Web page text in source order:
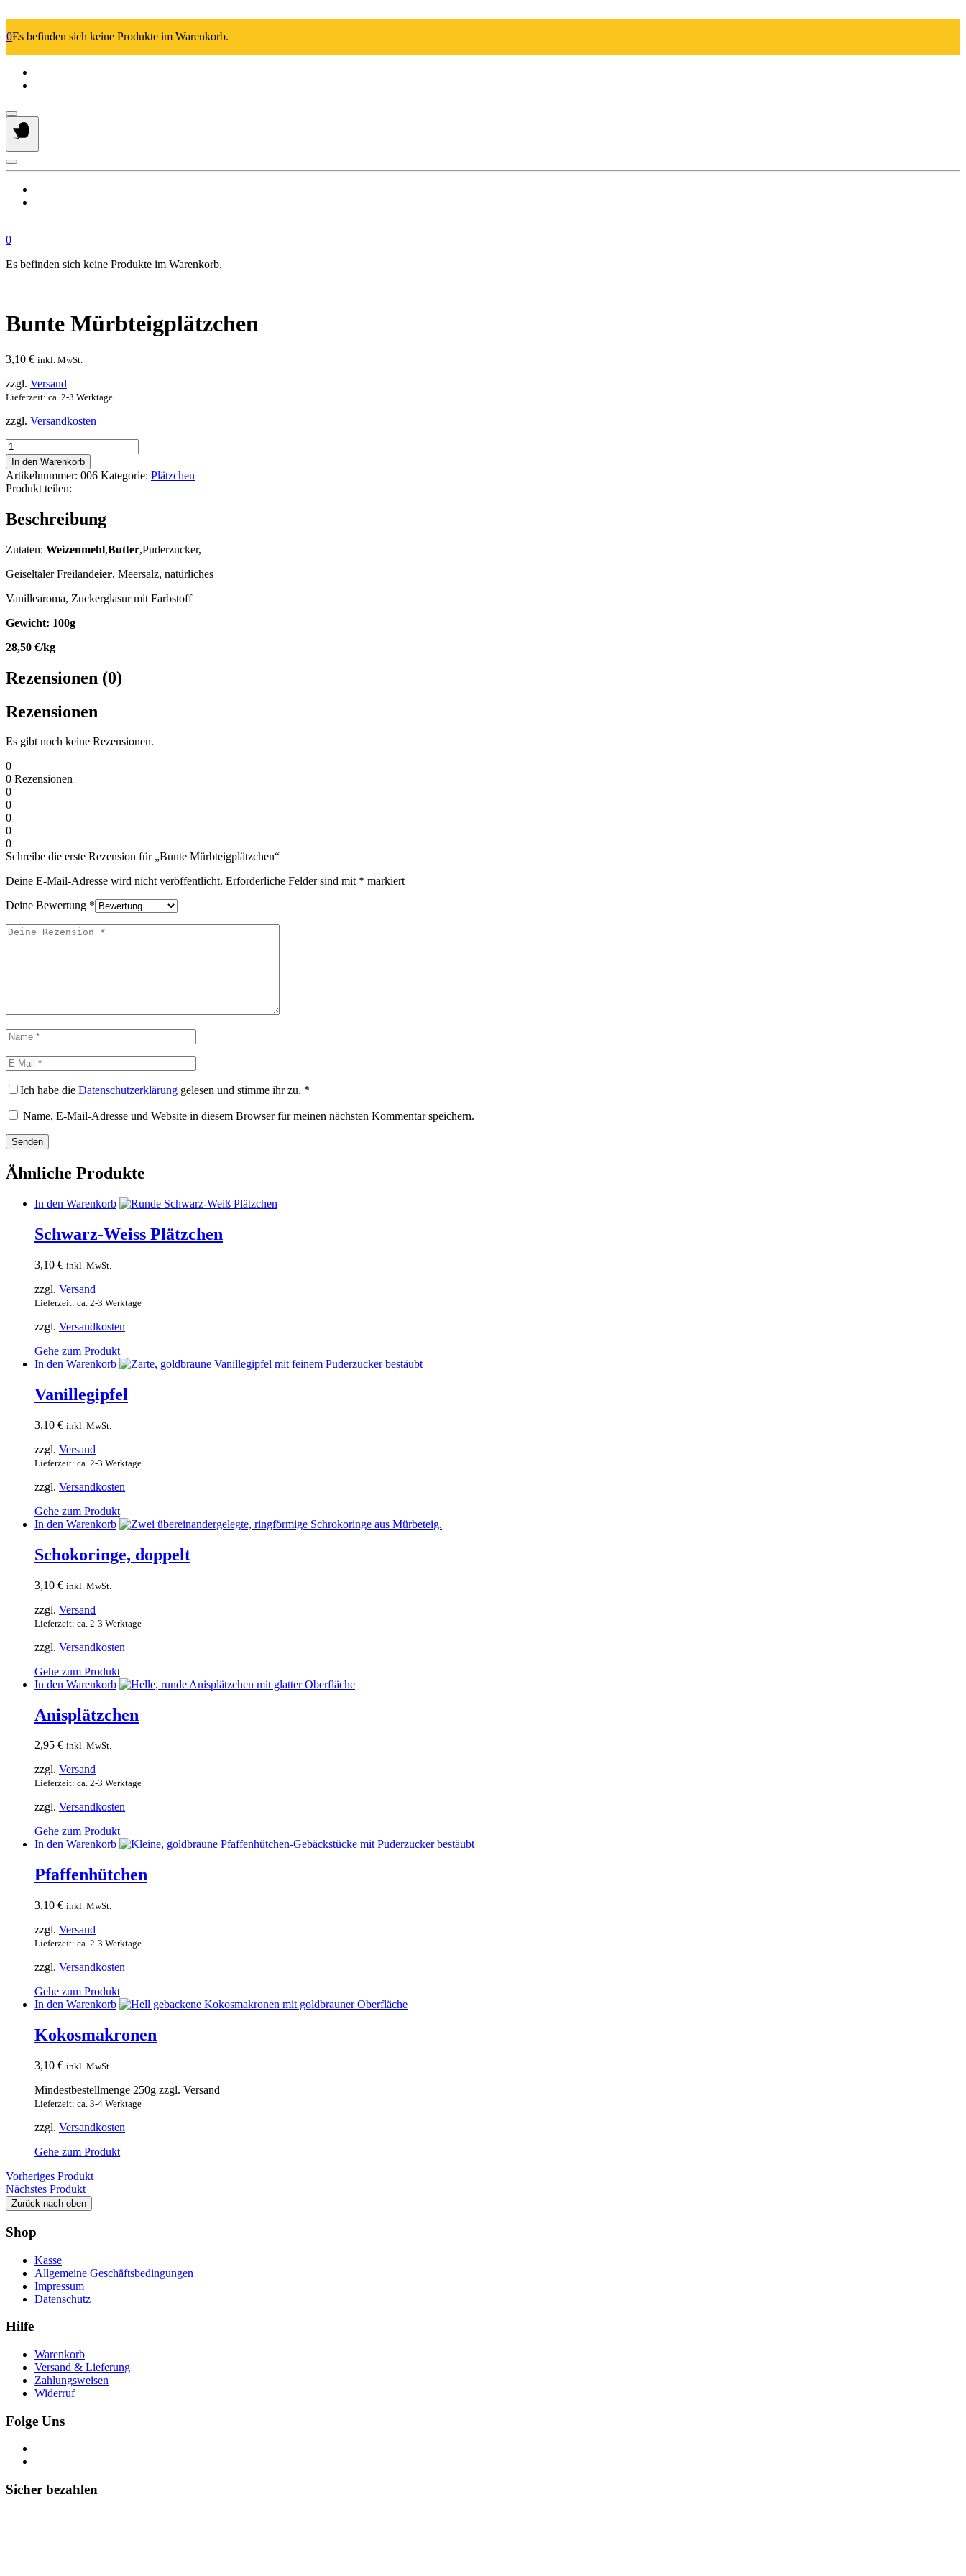
Inhalt
0Es befinden sich keine Produkte im Warenkorb.
0
Es befinden sich keine Produkte im Warenkorb.
Bunte Mürbteigplätzchen
3,10 € inkl. MwSt.
zzgl. Versand
Lieferzeit: ca. 2-3 Werktage
zzgl. Versandkosten
Bunte
Mürbteigplätzchen
Menge
In den Warenkorb
Artikelnummer: 006 Kategorie: Plätzchen
Produkt teilen:
Beschreibung
Zutaten: Weizenmehl,Butter,Puderzucker,
Geiseltaler Freilandeier, Meersalz, natürliches
Vanillearoma, Zuckerglasur mit Farbstoff
Gewicht: 100g
28,50 €/kg
Rezensionen (0)
Rezensionen
Es gibt noch keine Rezensionen.
0
0 Rezensionen
0
0
0
0
0
Schreibe die erste Rezension für „Bunte Mürbteigplätzchen“
Deine E-Mail-Adresse wird nicht veröffentlicht. Erforderliche Felder sind mit * markiert
Deine Bewertung *
Deine
Name
E-
Mail
Ich habe die Datenschutzerklärung gelesen und stimme ihr zu. *
Name, E-Mail-Adresse und Website in diesem Browser für meinen nächsten Kommentar speichern.
Ähnliche Produkte
In den Warenkorb
Schwarz-Weiss Plätzchen
3,10 € inkl. MwSt.
zzgl. Versand
Lieferzeit: ca. 2-3 Werktage
zzgl. Versandkosten
Gehe zum Produkt
In den Warenkorb
Vanillegipfel
3,10 € inkl. MwSt.
zzgl. Versand
Lieferzeit: ca. 2-3 Werktage
zzgl. Versandkosten
Gehe zum Produkt
In den Warenkorb
Schokoringe, doppelt
3,10 € inkl. MwSt.
zzgl. Versand
Lieferzeit: ca. 2-3 Werktage
zzgl. Versandkosten
Gehe zum Produkt
In den Warenkorb
Anisplätzchen
2,95 € inkl. MwSt.
zzgl. Versand
Lieferzeit: ca. 2-3 Werktage
zzgl. Versandkosten
Gehe zum Produkt
In den Warenkorb
Pfaffenhütchen
3,10 € inkl. MwSt.
zzgl. Versand
Lieferzeit: ca. 2-3 Werktage
zzgl. Versandkosten
Gehe zum Produkt
In den Warenkorb
Kokosmakronen
3,10 € inkl. MwSt.
Mindestbestellmenge 250g zzgl. Versand
Lieferzeit: ca. 3-4 Werktage
zzgl. Versandkosten
Gehe zum Produkt
Vorheriges Produkt
Nächstes Produkt
Zurück nach oben
Shop
Kasse
Allgemeine Geschäftsbedingungen
Impressum
Datenschutz
Hilfe
Warenkorb
Versand & Lieferung
Zahlungsweisen
Widerruf
Folge Uns
Sicher bezahlen